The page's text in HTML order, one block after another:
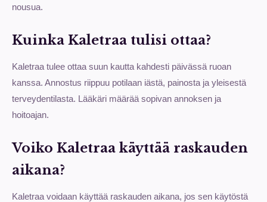
nousua.
Kuinka Kaletraa tulisi ottaa?
Kaletraa tulee ottaa suun kautta kahdesti päivässä ruoan
kanssa. Annostus riippuu potilaan iästä, painosta ja yleisestä
terveydentilasta. Lääkäri määrää sopivan annoksen ja
hoitoajan.
Voiko Kaletraa käyttää raskauden
aikana?
Kaletraa voidaan käyttää raskauden aikana, jos sen käytöstä